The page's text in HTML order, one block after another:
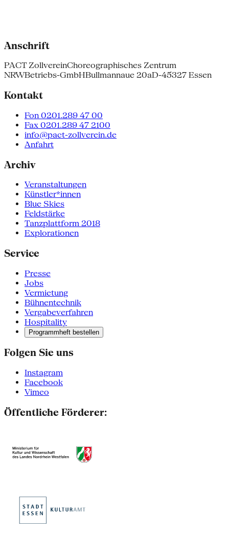
Anschrift
PACT ZollvereinChoreographisches Zentrum
NRWBetriebs-GmbHBullmannaue 20aD-45327 Essen
Kontakt
Fon 0201.289 47 00
Fax 0201.289 47 2100
info@pact-zollverein.de
Anfahrt
Archiv
Veranstaltungen
Künstler*innen
Blue Skies
Feldstärke
Tanzplattform 2018
Explorationen
Service
Presse
Jobs
Vermietung
Bühnentechnik
Vergabeverfahren
Hospitality
Programmheft bestellen
Folgen Sie uns
Instagram
Facebook
Vimeo
Öffentliche Förderer: